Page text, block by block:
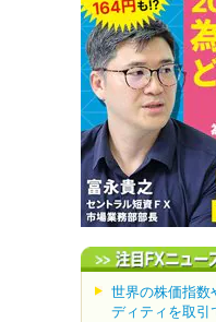
世界の株価指数
ディティを取引